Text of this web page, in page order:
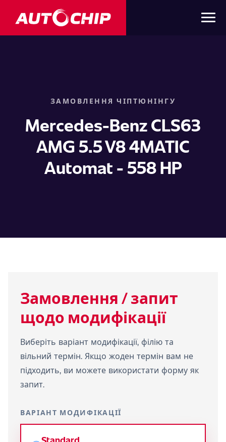
ЗАМОВЛЕННЯ ЧІПТЮНІНГУ
Mercedes-Benz CLS63
AMG 5.5 V8 4MATIC
Automat - 558 HP
Замовлення / запит
щодо модифікації
Виберіть варіант модифікації, філію та
вільний термін. Якщо жоден термін вам не
підходить, ви можете використати форму як
запит.
ВАРІАНТ МОДИФІКАЦІЇ